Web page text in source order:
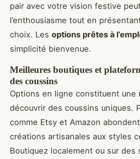
pair avec votre vision festive
l’enthousiasme tout en
choix. Les options prêtes à
simplicité bienvenue.
Meilleures boutiques et
des coussins
Options en ligne constituent une
découvrir des coussins uniques.
comme Etsy et Amazon
créations artisanales aux styles
Boutiquez localement ou sur des